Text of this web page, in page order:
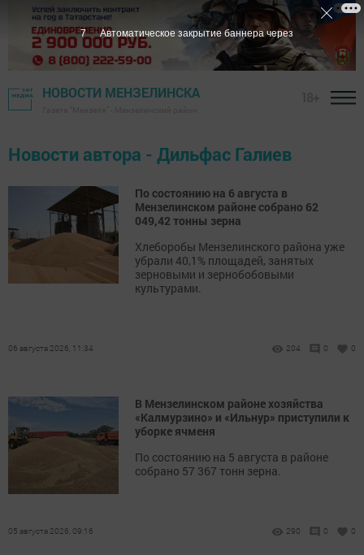
НОВОСТИ МЕНЗЕЛИНСКА
Новости автора - Дильфас Галиев
По состоянию на 6 августа в
Мензелинском районе собрано 62
049,42 тонны зерна
Хлеборобы Мензелинского района уже
убрали 40,1% площадей, занятых
зерновыми и зернобобовыми
культурами.
06 августа 2026, 11:34 204 0 0
В Мензелинском районе хозяйства
«Калмурзино» и «Ильнур» приступили к
уборке ячменя
По состоянию на 5 августа в районе
собрано 57 367 тонн зерна.
05 августа 2026, 09:16 290 0 0
7 Автоматическое закрытие баннера через